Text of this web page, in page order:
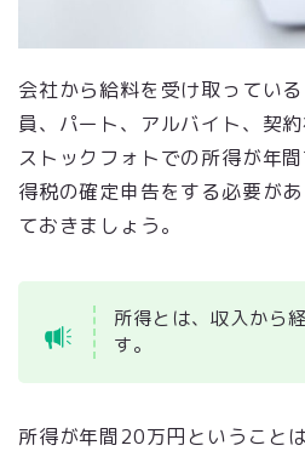
会社から給料を受け取ってい
員、パート、アルバイト、契
ストックフォトでの所得が年
得税の確定申告をする必要が
ておきましょう。
所得とは、収入から
す。
所得が年間20万円ということは